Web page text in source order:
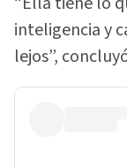
inteligencia y
lejos”,